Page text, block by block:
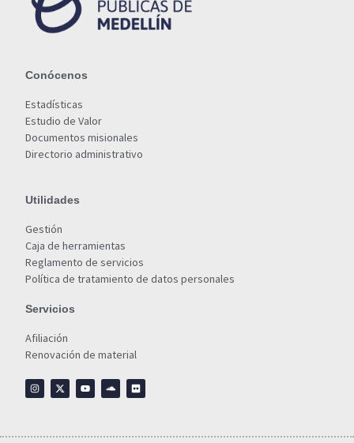
Conócenos
Estadísticas
Estudio de Valor
Documentos misionales
Directorio administrativo
Utilidades
Gestión
Caja de herramientas
Reglamento de servicios
Política de tratamiento de datos personales
Servicios
Afiliación
Renovación de material